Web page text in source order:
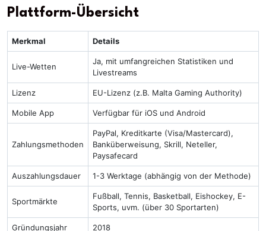
Plattform-Übersicht
Merkmal Details
Live-Wetten
Ja, mit umfangreichen Statistiken und
Livestreams
Lizenz EU-Lizenz (z.B. Malta Gaming Authority)
Mobile App Verfügbar für iOS und Android
Zahlungsmethoden
PayPal, Kreditkarte (Visa/Mastercard),
Banküberweisung, Skrill, Neteller,
Paysafecard
Auszahlungsdauer 1-3 Werktage (abhängig von der Methode)
Sportmärkte
Fußball, Tennis, Basketball, Eishockey, E-
Sports, uvm. (über 30 Sportarten)
Gründungsjahr 2018